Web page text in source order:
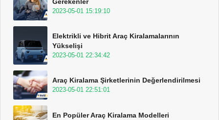
2023-05-01 15:19:10
Elektrikli ve Hibrit Araç Kiralamalarının
Yükselişi
2023-05-01 22:34:42
Araç Kiralama Şirketlerinin Değerlendirilmesi
2023-05-01 22:51:01
En Popüler Araç Kiralama Modelleri